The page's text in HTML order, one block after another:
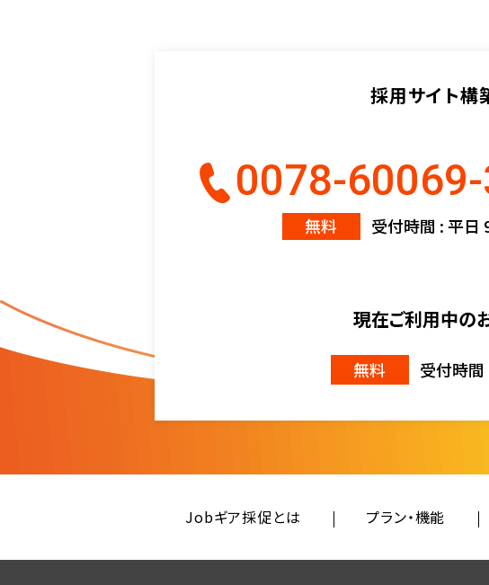
採用サイト構
0078-
無料 受付時間 : 平日
現在ご利用中の
無料 受付時
Jobギア採促とは プラン・機能